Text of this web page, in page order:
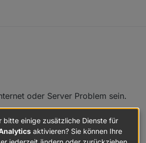
oder Server Problem sein.
bitte einige zusätzliche Dienste für
aktivieren? Sie können Ihre